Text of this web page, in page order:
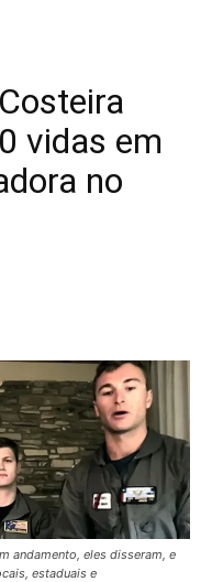
vidas em
no
andamento, eles disseram, e
estaduais e